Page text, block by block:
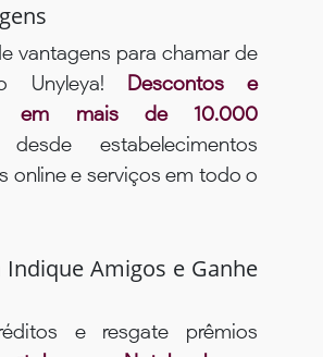
vantagens para chamar de
Unyleya! Descontos e
em mais de 10.000
desde estabelecimentos
online e serviços em todo o
Indique Amigos e Ganhe
e resgate prêmios